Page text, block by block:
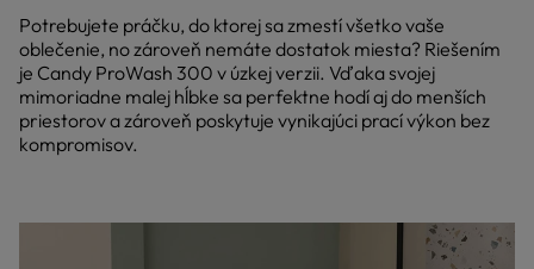
Potrebujete práčku, do ktorej sa zmestí všetko vaše
oblečenie, no zároveň nemáte dostatok miesta? Riešením
je Candy ProWash 300 v úzkej verzii. Vďaka svojej
mimoriadne malej hĺbke sa perfektne hodí aj do menších
priestorov a zároveň poskytuje vynikajúci prací výkon bez
kompromisov.